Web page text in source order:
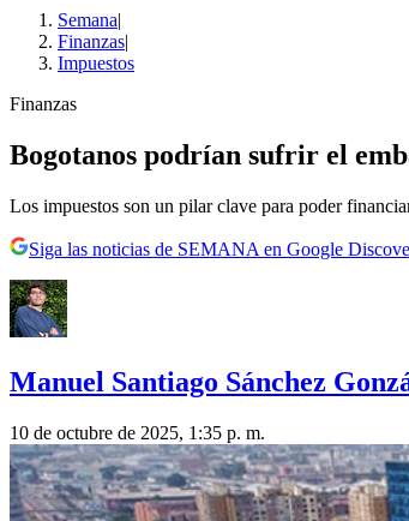
Semana|
Finanzas|
Impuestos
Finanzas
Bogotanos podrían sufrir el
Los impuestos son un pilar clave para poder
Siga las noticias de SEMANA en Google
Manuel Santiago Sánchez
10 de octubre de 2025, 1:35 p. m.